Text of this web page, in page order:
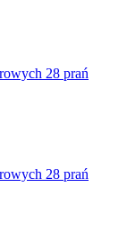
28 prań
28 prań